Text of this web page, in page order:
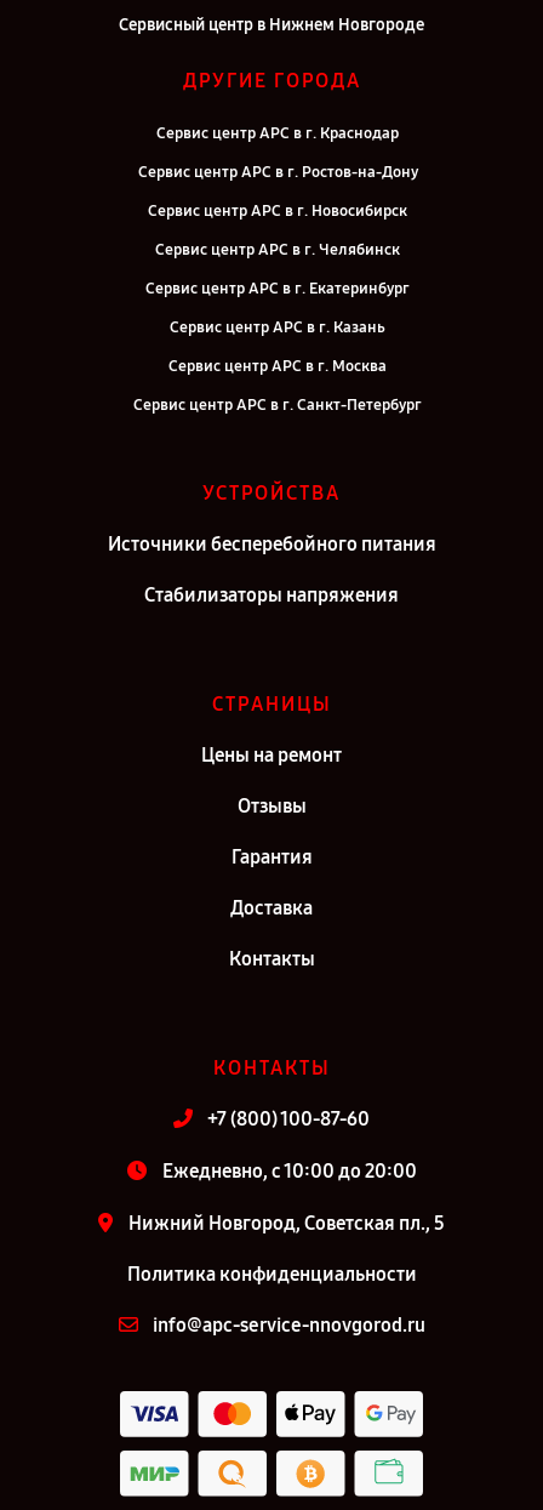
Сервисный центр в Нижнем Новгороде
ДРУГИЕ ГОРОДА
Сервис центр APC в г. Краснодар
Сервис центр APC в г. Ростов-на-Дону
Сервис центр APC в г. Новосибирск
Сервис центр APC в г. Челябинск
Сервис центр APC в г. Екатеринбург
Сервис центр APC в г. Казань
Сервис центр APC в г. Москва
Сервис центр APC в г. Санкт-Петербург
УСТРОЙСТВА
Источники бесперебойного питания
Стабилизаторы напряжения
СТРАНИЦЫ
Цены на ремонт
Отзывы
Гарантия
Доставка
Контакты
КОНТАКТЫ
+7 (800) 100-87-60
Ежедневно, с 10:00 до 20:00
Нижний Новгород, Советская пл., 5
Политика конфиденциальности
info@apc-service-nnovgorod.ru